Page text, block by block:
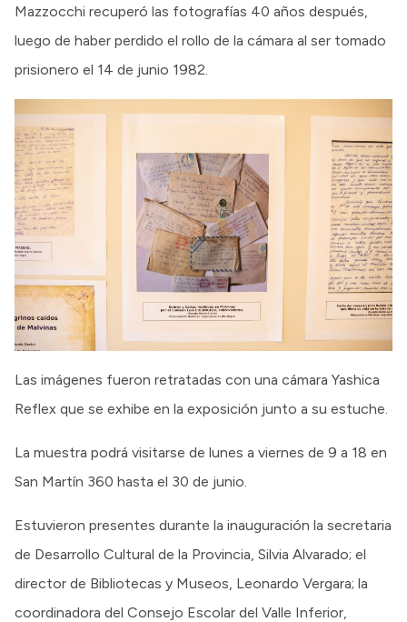
Mazzocchi recuperó las fotografías 40 años después,
luego de haber perdido el rollo de la cámara al ser tomado
prisionero el 14 de junio 1982.
Las imágenes fueron retratadas con una cámara Yashica
Reflex que se exhibe en la exposición junto a su estuche.
La muestra podrá visitarse de lunes a viernes de 9 a 18 en
San Martín 360 hasta el 30 de junio.
Estuvieron presentes durante la inauguración la secretaria
de Desarrollo Cultural de la Provincia, Silvia Alvarado; el
director de Bibliotecas y Museos, Leonardo Vergara; la
coordinadora del Consejo Escolar del Valle Inferior,